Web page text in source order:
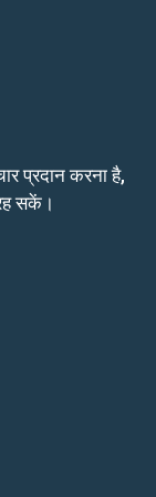
प्रदान करना है,
सकें।